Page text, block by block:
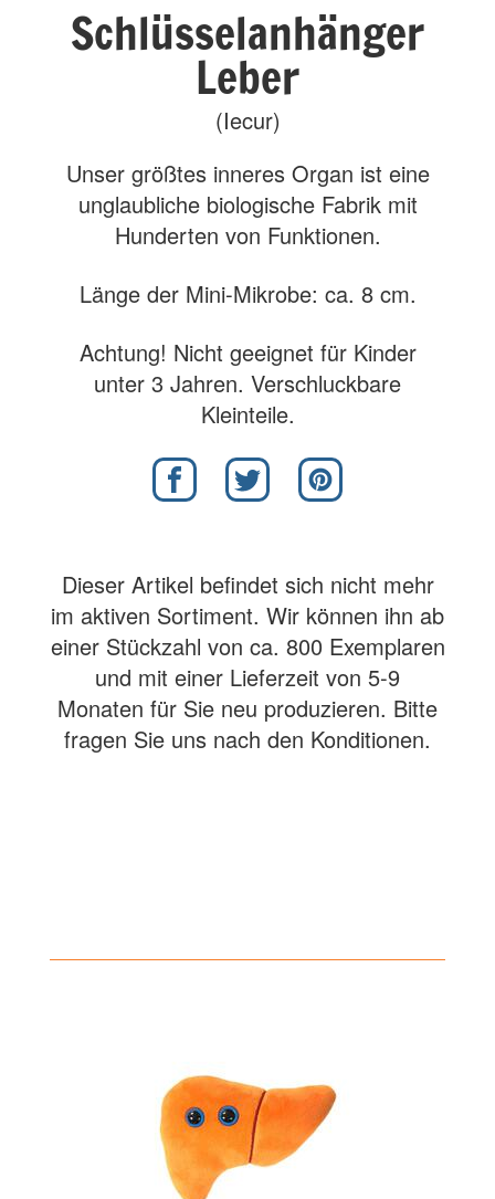
Schlüsselanhänger
Leber
(Iecur)
Unser größtes inneres Organ ist eine
unglaubliche biologische Fabrik mit
Hunderten von Funktionen.
Länge der Mini-Mikrobe: ca. 8 cm.
Achtung! Nicht geeignet für Kinder
unter 3 Jahren. Verschluckbare
Kleinteile.
Dieser Artikel befindet sich nicht mehr
im aktiven Sortiment. Wir können ihn ab
einer Stückzahl von ca. 800 Exemplaren
und mit einer Lieferzeit von 5-9
Monaten für Sie neu produzieren. Bitte
fragen Sie uns nach den Konditionen.